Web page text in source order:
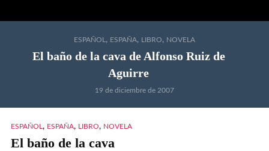
ESPAÑOL , ESPAÑA, LIBRO, NOVELA
El baño de la cava de Alfonso Ruiz de
Aguirre
19 de diciembre de 2007
ESPAÑOL , ESPAÑA, LIBRO, NOVELA
El baño de la cava